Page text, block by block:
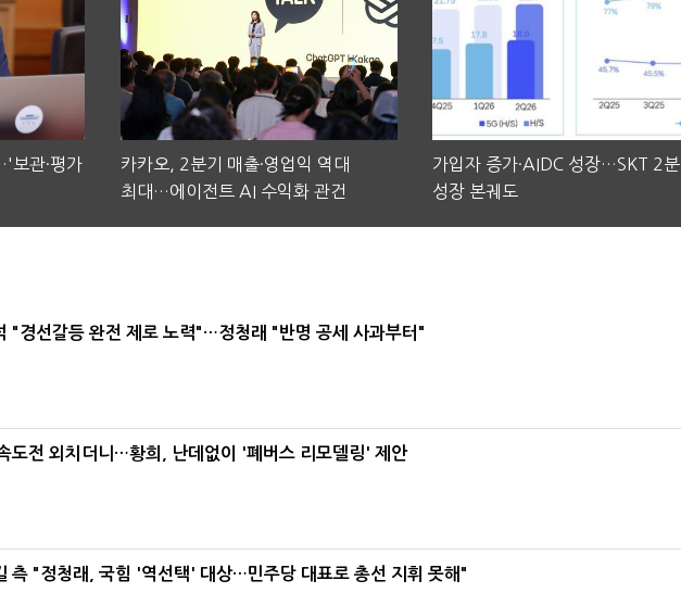
보관·평가
카카오, 2분기 매출·영업익 역대
최대…에이전트 AI 수익화 관건
가입자 증가·AIDC 성장…SKT 2
성장 본궤도
"경선갈등 완전 제로 노력"…정청래 "반명 공세 사과부터"
도전 외치더니…황희, 난데없이 '폐버스 리모델링' 제안
측 "정청래, 국힘 '역선택' 대상…민주당 대표로 총선 지휘 못해"